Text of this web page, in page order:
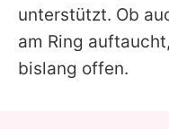
unterstützt. Ob
am Ring
bislang offen.